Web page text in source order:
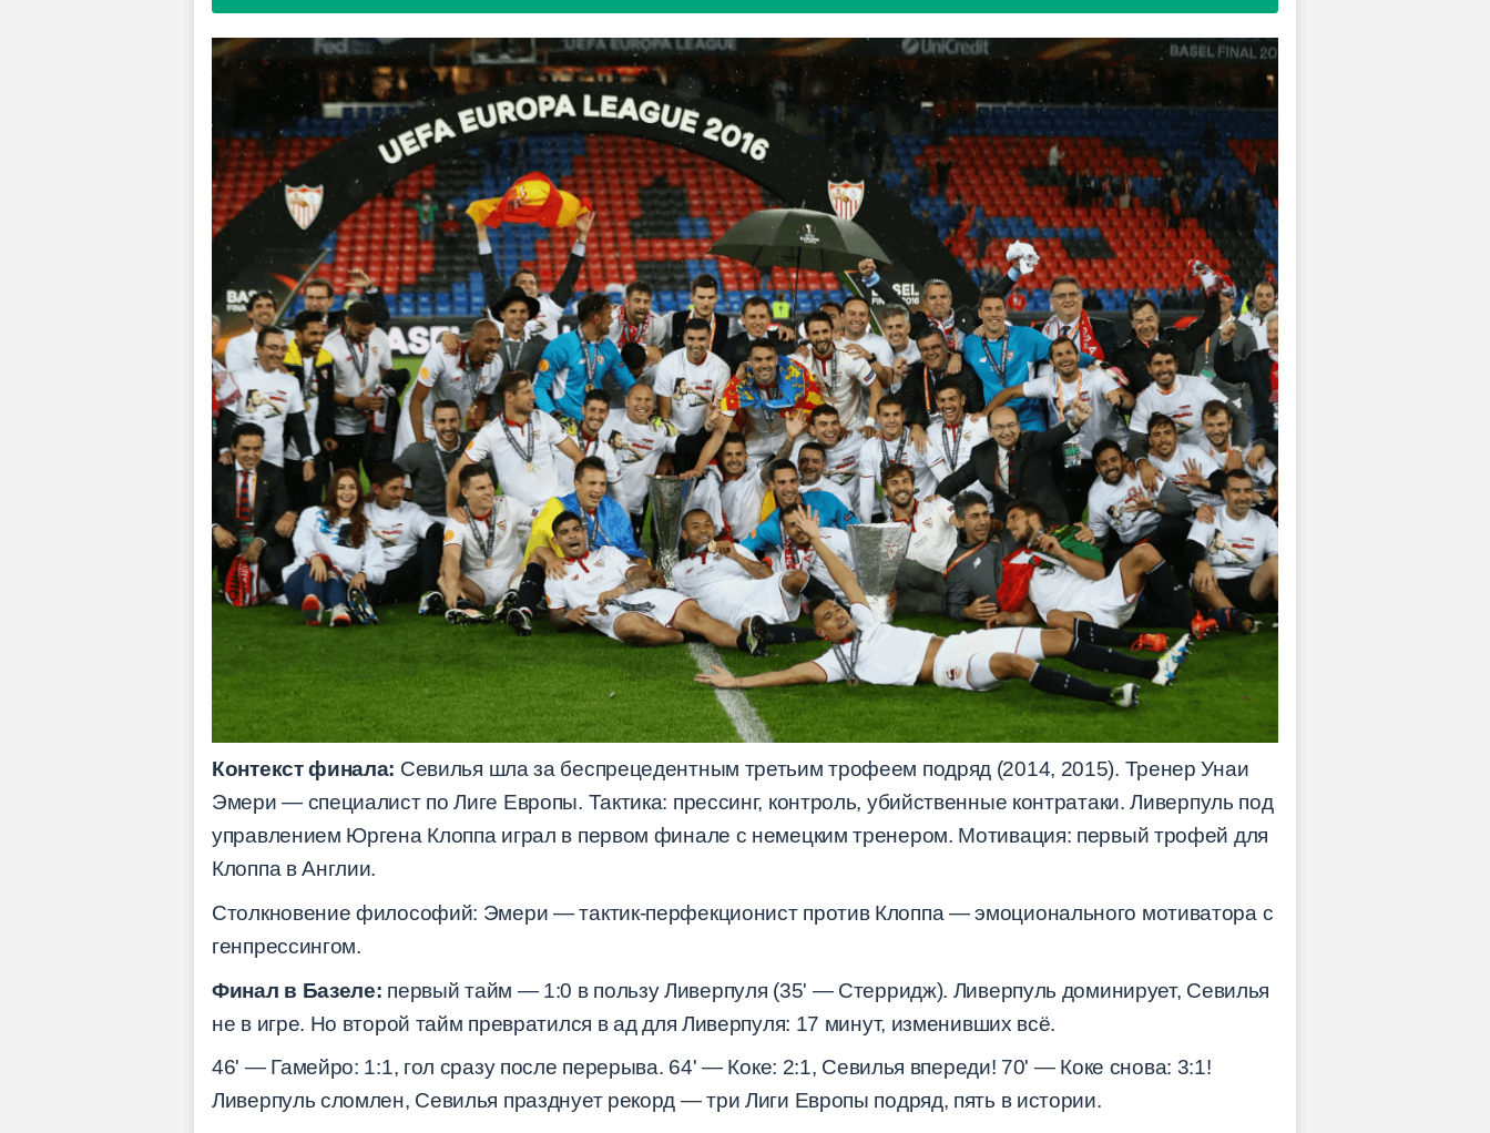
Контекст финала: Севилья шла за беспрецедентным третьим трофеем подряд (2014, 2015). Тренер Унаи
Эмери — специалист по Лиге Европы. Тактика: прессинг, контроль, убийственные контратаки. Ливерпуль под
управлением Юргена Клоппа играл в первом финале с немецким тренером. Мотивация: первый трофей для
Клоппа в Англии.
Столкновение философий: Эмери — тактик-перфекционист против Клоппа — эмоционального мотиватора с
генпрессингом.
Финал в Базеле: первый тайм — 1:0 в пользу Ливерпуля (35' — Стерридж). Ливерпуль доминирует, Севилья
не в игре. Но второй тайм превратился в ад для Ливерпуля: 17 минут, изменивших всё.
46' — Гамейро: 1:1, гол сразу после перерыва. 64' — Коке: 2:1, Севилья впереди! 70' — Коке снова: 3:1!
Ливерпуль сломлен, Севилья празднует рекорд — три Лиги Европы подряд, пять в истории.